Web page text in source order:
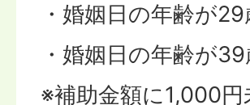
・婚姻日の年齢が
・婚姻日の年齢が
※補助金額に1,000